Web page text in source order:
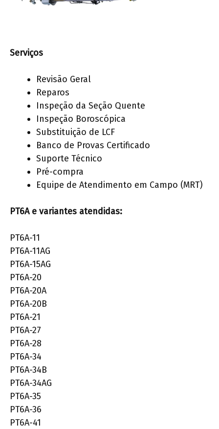
Serviços
Revisão Geral
Reparos
Inspeção da Seção Quente
Inspeção Boroscópica
Substituição de LCF
Banco de Provas Certificado
Suporte Técnico
Pré-compra
Equipe de Atendimento em Campo (MRT)
PT6A e variantes atendidas:
PT6A-11
PT6A-11AG
PT6A-15AG
PT6A-20
PT6A-20A
PT6A-20B
PT6A-21
PT6A-27
PT6A-28
PT6A-34
PT6A-34B
PT6A-34AG
PT6A-35
PT6A-36
PT6A-41